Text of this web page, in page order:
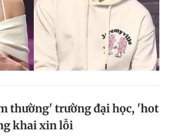
thường' trường đại học, 'hot
khai xin lỗi